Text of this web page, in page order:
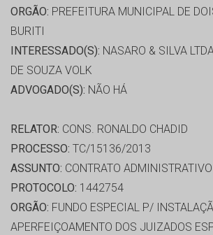
ORGÃO: PREFEITURA MUNICIPAL DE
BURITI
INTERESSADO(S): NASARO & SILVA
DE SOUZA VOLK
ADVOGADO(S): NÃO HÁ
RELATOR: CONS. RONALDO CHADID
PROCESSO: TC/15136/2013
ASSUNTO: CONTRATO
PROTOCOLO: 1442754
ORGÃO: FUNDO ESPECIAL P/
APERFEIÇOAMENTO DOS JUIZADOS